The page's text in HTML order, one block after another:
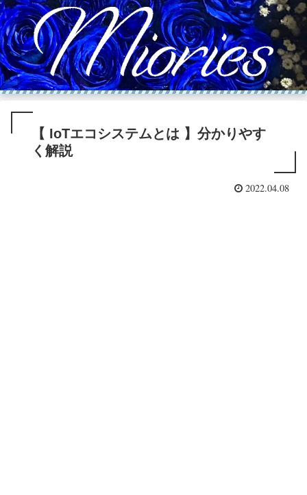
【 IoTエコシステムとは 】分かりやす
く解説
2022.04.08